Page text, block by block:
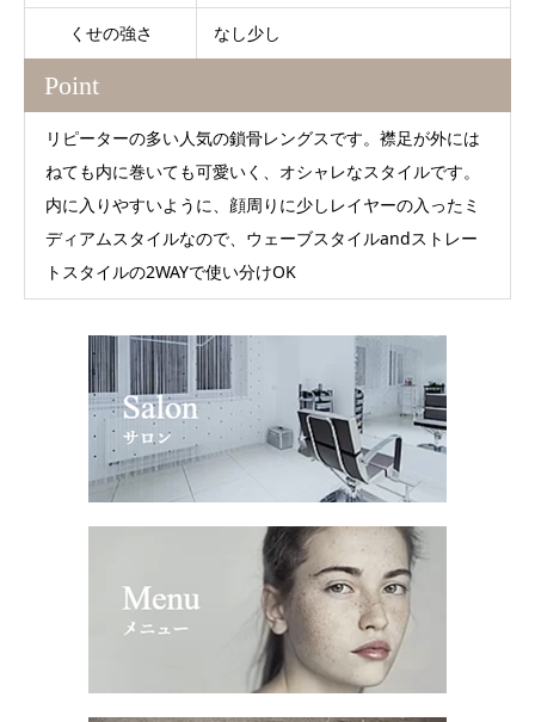
くせの強さ なし少し
Point
リピーターの多い人気の鎖骨レングスです。襟足が外には
ねても内に巻いても可愛いく、オシャレなスタイルです。
内に入りやすいように、顔周りに少しレイヤーの入ったミ
ディアムスタイルなので、ウェーブスタイルandストレー
トスタイルの2WAYで使い分けOK